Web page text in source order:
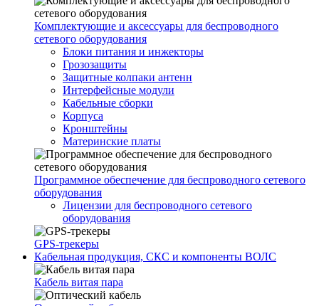
Комплектующие и аксессуары для беспроводного
сетевого оборудования
Блоки питания и инжекторы
Грозозащиты
Защитные колпаки антенн
Интерфейсные модули
Кабельные сборки
Корпуса
Кронштейны
Материнские платы
Программное обеспечение для беспроводного сетевого
оборудования
Лицензии для беспроводного сетевого
оборудования
GPS-трекеры
Кабельная продукция, СКС и компоненты ВОЛС
Кабель витая пара